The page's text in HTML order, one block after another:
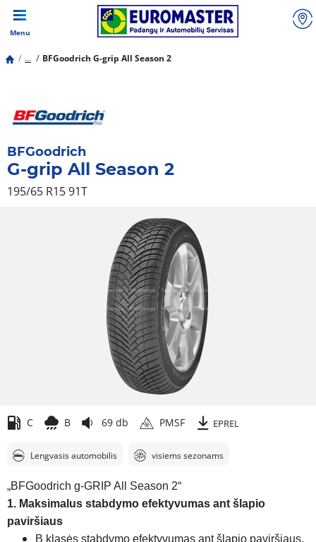
Menu
... BFGoodrich G-grip All Season 2
BFGoodrich
G-grip All Season 2
195/65 R15 91T
C B 69 db PMSF EPREL
Lengvasis automobilis visiems sezonams
„BFGoodrich g-GRIP All Season 2“
1. Maksimalus stabdymo efektyvumas ant šlapio
paviršiaus
B klasės stabdymo efektyvumas ant šlapio paviršiaus,